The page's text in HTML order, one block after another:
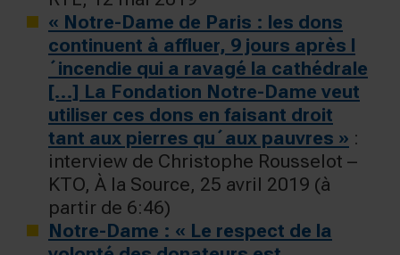
« Notre-Dame de Paris : les dons
continuent à affluer, 9 jours après l
´incendie qui a ravagé la cathédrale
[…] La Fondation Notre-Dame veut
utiliser ces dons en faisant droit
tant aux pierres qu´aux pauvres » :
interview de Christophe Rousselot –
KTO, À la Source, 25 avril 2019 (à
partir de 6:46)
Notre-Dame : « Le respect de la